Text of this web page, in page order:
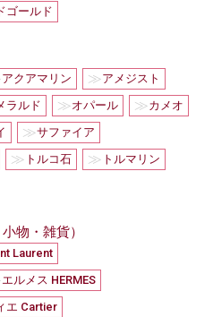
ゴールド
アクアマリン ≫アメジスト
ラルド ≫オパール ≫カメオ
≫サファイア
≫ トルコ石 ≫ トルマリン
物・雑貨）
Laurent
エルメス HERMES
エ Cartier